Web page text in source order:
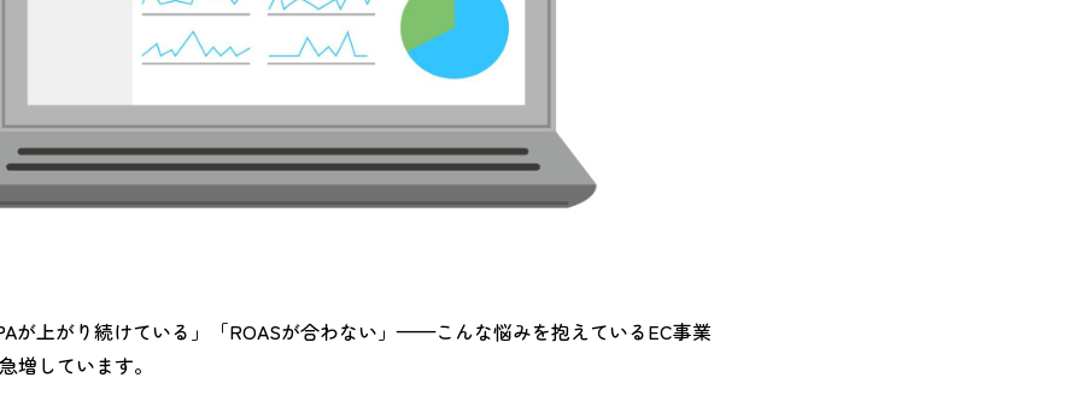
が上がり続けている」「ROASが合わない」——こんな悩みを抱えているEC事業
増しています。